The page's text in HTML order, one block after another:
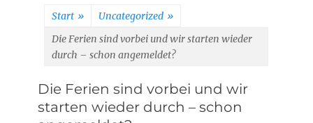
Start » Uncategorized »
Die Ferien sind vorbei und wir starten wieder
durch – schon angemeldet?
Die Ferien sind vorbei und wir
starten wieder durch – schon